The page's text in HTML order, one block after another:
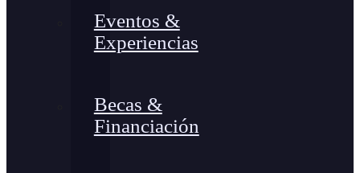
Eventos &
Experiencias
Becas &
Financiación